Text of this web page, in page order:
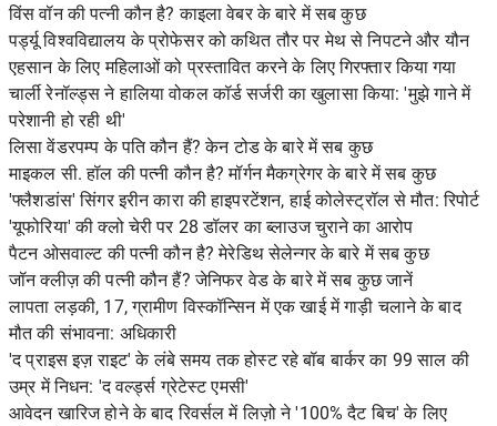
विंस वॉन की पत्नी कौन है? काइला वेबर के बारे में सब कुछ
पर्ड्यू विश्वविद्यालय के प्रोफेसर को कथित तौर पर मेथ से निपटने और यौन
एहसान के लिए महिलाओं को प्रस्तावित करने के लिए गिरफ्तार किया गया
चार्ली रेनॉल्ड्स ने हालिया वोकल कॉर्ड सर्जरी का खुलासा किया: 'मुझे गाने में
परेशानी हो रही थी'
लिसा वेंडरपम्प के पति कौन हैं? केन टोड के बारे में सब कुछ
माइकल सी. हॉल की पत्नी कौन है? मॉर्गन मैकग्रेगर के बारे में सब कुछ
'फ्लैशडांस' सिंगर इरीन कारा की हाइपरटेंशन, हाई कोलेस्ट्रॉल से मौत: रिपोर्ट
'यूफोरिया' की क्लो चेरी पर 28 डॉलर का ब्लाउज चुराने का आरोप
पैटन ओसवाल्ट की पत्नी कौन है? मेरेडिथ सेलेन्गर के बारे में सब कुछ
जॉन क्लीज़ की पत्नी कौन हैं? जेनिफर वेड के बारे में सब कुछ जानें
लापता लड़की, 17, ग्रामीण विस्कॉन्सिन में एक खाई में गाड़ी चलाने के बाद
मौत की संभावना: अधिकारी
'द प्राइस इज़ राइट' के लंबे समय तक होस्ट रहे बॉब बार्कर का 99 साल की
उम्र में निधन: 'द वर्ल्ड्स ग्रेटेस्ट एमसी'
आवेदन खारिज होने के बाद रिवर्सल में लिज़ो ने '100% दैट बिच' के लिए